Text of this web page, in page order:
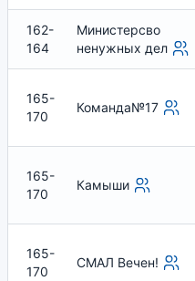
162-
164
Министерсво
ненужных дел
165-
170
Команда№17
165-
170
Камыши
165-
170
СМАЛ Вечен!